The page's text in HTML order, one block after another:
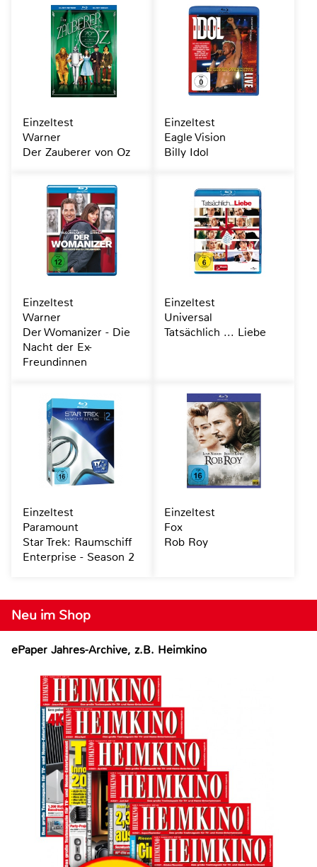
Neu im Shop
ePaper Jahres-Archive, z.B. Heimkino
Einzeltest
Warner
Der Zauberer von Oz
Einzeltest
Eagle Vision
Billy Idol
Einzeltest
Warner
Der Womanizer - Die
Nacht der Ex-
Freundinnen
Einzeltest
Universal
Tatsächlich ... Liebe
Einzeltest
Paramount
Star Trek: Raumschiff
Enterprise - Season 2
Einzeltest
Fox
Rob Roy